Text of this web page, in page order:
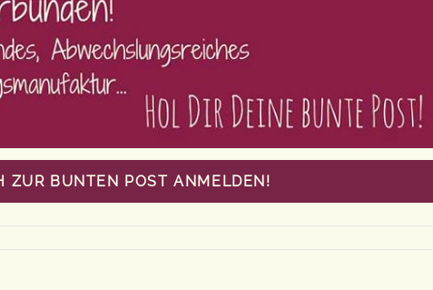
ZUR BUNTEN POST ANMELDEN!